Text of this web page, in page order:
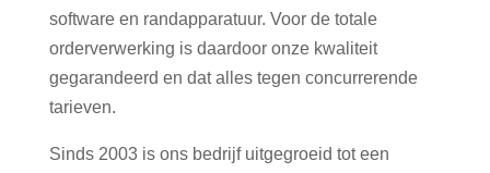
software en randapparatuur. Voor de totale
orderverwerking is daardoor onze kwaliteit
gegarandeerd en dat alles tegen concurrerende
tarieven.
Sinds 2003 is ons bedrijf uitgegroeid tot een